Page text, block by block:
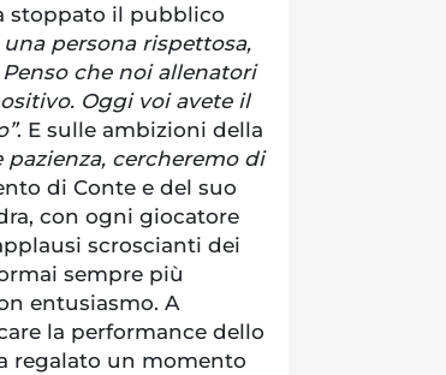
stoppato il pubblico
una persona rispettosa,
che noi allenatori
Oggi voi avete il
. E sulle ambizioni della
cercheremo di
di Conte e del suo
con ogni giocatore
scroscianti dei
sempre più
entusiasmo. A
la performance dello
regalato un momento